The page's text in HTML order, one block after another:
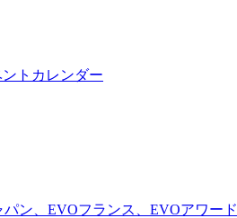
トカレンダー
ン、EVOフランス、EVOアワード